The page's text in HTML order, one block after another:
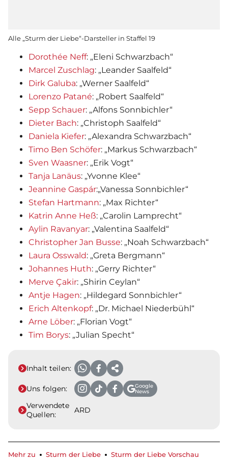
Alle „Sturm der Liebe“-Darsteller in Staffel 19
Dorothée Neff: „Eleni Schwarzbach“
Marcel Zuschlag: „Leander Saalfeld“
Dirk Galuba: „Werner Saalfeld“
Lorenzo Patané: „Robert Saalfeld“
Sepp Schauer: „Alfons Sonnbichler“
Dieter Bach: „Christoph Saalfeld“
Daniela Kiefer: „Alexandra Schwarzbach“
Timo Ben Schöfer: „Markus Schwarzbach“
Sven Waasner: „Erik Vogt“
Tanja Lanäus: „Yvonne Klee“
Jeannine Gaspár:„Vanessa Sonnbichler“
Stefan Hartmann: „Max Richter“
Katrin Anne Heß: „Carolin Lamprecht“
Aylin Ravanyar: „Valentina Saalfeld“
Christopher Jan Busse: „Noah Schwarzbach“
Laura Osswald: „Greta Bergmann“
Johannes Huth: „Gerry Richter“
Merve Çakir: „Shirin Ceylan“
Antje Hagen: „Hildegard Sonnbichler“
Erich Altenkopf: „Dr. Michael Niederbühl“
Arne Löber: „Florian Vogt“
Tim Borys: „Julian Specht“
Inhalt teilen:
Uns folgen:
Google
News
Verwendete
Quellen:
ARD
Mehr zu Sturm der Liebe Sturm der Liebe Vorschau